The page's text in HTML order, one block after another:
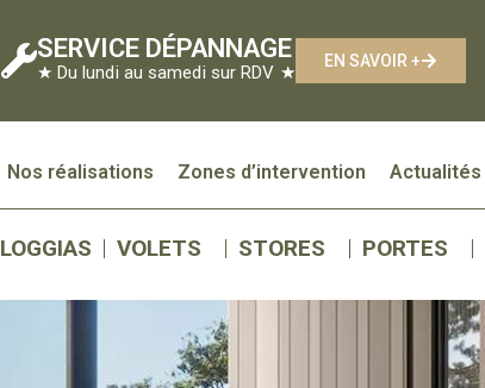
SERVICE DÉPANNAGE
★ Du lundi au samedi sur RDV ★
EN SAVOIR +
Nos réalisations Zones d’intervention Actualités
LOGGIAS VOLETS STORES PORTES